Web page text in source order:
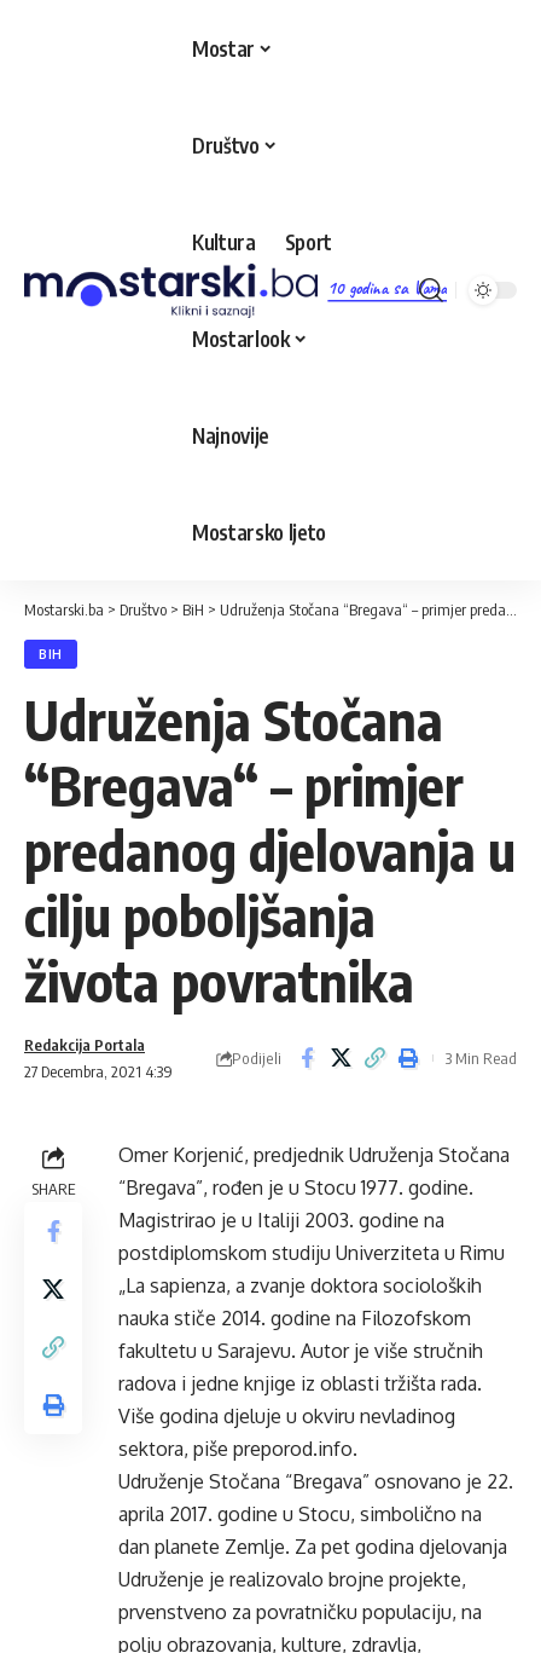
10 godina sa Vama
Mostar
Društvo
Kultura Sport
Mostarlook
Najnovije
Mostarsko ljeto
Mostarski.ba > Društvo > BiH > Udruženja Stočana “Bregava“ – primjer predanog djelovanja u cilju poboljšanja života povratnika
BIH
Udruženja Stočana
“Bregava“ – primjer
predanog djelovanja u
cilju poboljšanja
života povratnika
27 Decembra, 2021 4:39
Redakcija Portala
Podijeli 3 Min Read
SHARE
Omer Korjenić, predjednik Udruženja Stočana
“Bregava”, rođen je u Stocu 1977. godine.
Magistrirao je u Italiji 2003. godine na
postdiplomskom studiju Univerziteta u Rimu
„La sapienza, a zvanje doktora socioloških
nauka stiče 2014. godine na Filozofskom
fakultetu u Sarajevu. Autor je više stručnih
radova i jedne knjige iz oblasti tržišta rada.
Više godina djeluje u okviru nevladinog
sektora, piše preporod.info.
Udruženje Stočana “Bregava” osnovano je 22.
aprila 2017. godine u Stocu, simbolično na
dan planete Zemlje. Za pet godina djelovanja
Udruženje je realizovalo brojne projekte,
prvenstveno za povratničku populaciju, na
polju obrazovanja, kulture, zdravlja,